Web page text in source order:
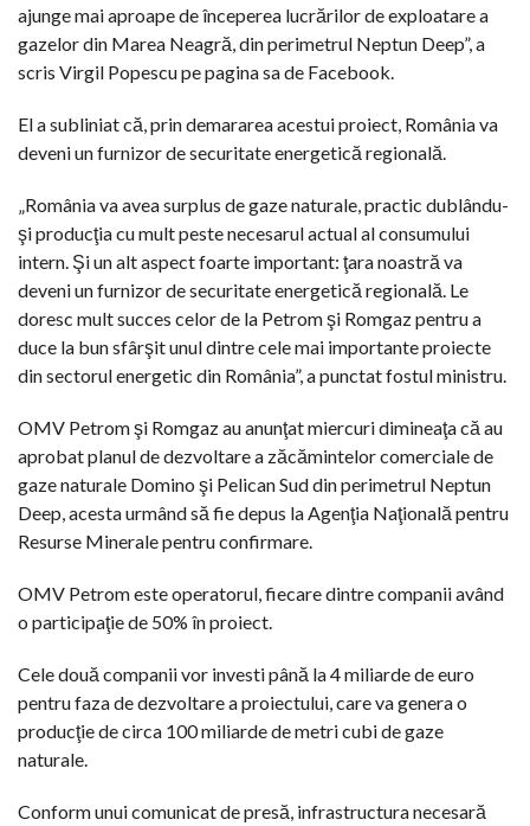
ajunge mai aproape de începerea lucrărilor de exploatare a
gazelor din Marea Neagră, din perimetrul Neptun Deep”, a
scris Virgil Popescu pe pagina sa de Facebook.
El a subliniat că, prin demararea acestui proiect, România va
deveni un furnizor de securitate energetică regională.
„România va avea surplus de gaze naturale, practic dublându-
şi producţia cu mult peste necesarul actual al consumului
intern. Şi un alt aspect foarte important: ţara noastră va
deveni un furnizor de securitate energetică regională. Le
doresc mult succes celor de la Petrom şi Romgaz pentru a
duce la bun sfârşit unul dintre cele mai importante proiecte
din sectorul energetic din România”, a punctat fostul ministru.
OMV Petrom şi Romgaz au anunţat miercuri dimineaţa că au
aprobat planul de dezvoltare a zăcămintelor comerciale de
gaze naturale Domino şi Pelican Sud din perimetrul Neptun
Deep, acesta urmând să fie depus la Agenţia Naţională pentru
Resurse Minerale pentru confirmare.
OMV Petrom este operatorul, fiecare dintre companii având
o participaţie de 50% în proiect.
Cele două companii vor investi până la 4 miliarde de euro
pentru faza de dezvoltare a proiectului, care va genera o
producţie de circa 100 miliarde de metri cubi de gaze
naturale.
Conform unui comunicat de presă, infrastructura necesară